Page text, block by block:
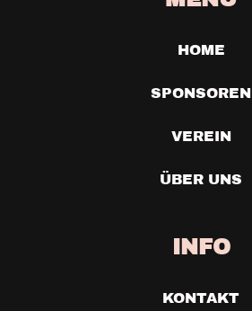
HOME
SPONSOREN
VEREIN
ÜBER UNS
INFO
KONTAKT